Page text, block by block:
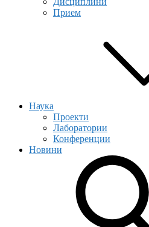
Прием
Наука
Проекти
Лаборатории
Конференции
Новини